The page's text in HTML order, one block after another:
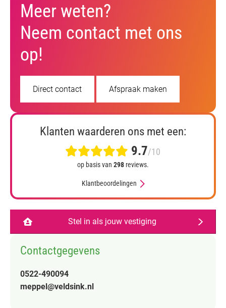
Meer weten?
Neem contact met ons
op!
Direct contact Afspraak maken
Klanten waarderen ons met een:
9.7/10
op basis van 298 reviews.
Klantbeoordelingen
Stel in als jouw vestiging
Contactgegevens
0522-490094
meppel@veldsink.nl